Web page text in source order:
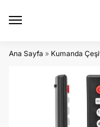
Ana Sayfa » Kumanda